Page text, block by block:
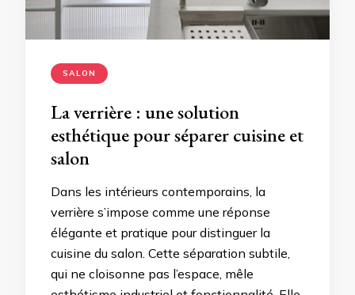
SALON
La verrière : une solution
esthétique pour séparer cuisine et
salon
Dans les intérieurs contemporains, la
verrière s’impose comme une réponse
élégante et pratique pour distinguer la
cuisine du salon. Cette séparation subtile,
qui ne cloisonne pas l’espace, mêle